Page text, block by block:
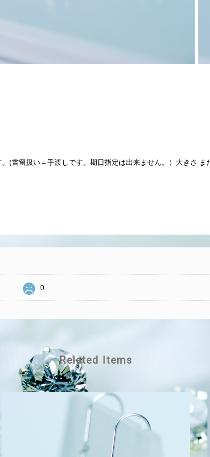
(書留扱い＝手渡しです。期日指定は出来ません。）大きさ
0
Related Items